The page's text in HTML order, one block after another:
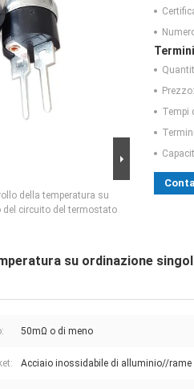
della temperatura su
circuito del termostato
Prezzo:
Tempi
su ordinazione
50mΩ o di meno
Acciaio inossidabile di alluminio//rame